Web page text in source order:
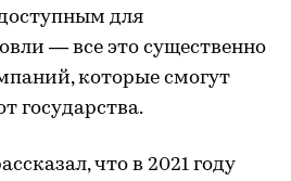
для
— все это существенно
которые смогут
государства.
что в 2021 году